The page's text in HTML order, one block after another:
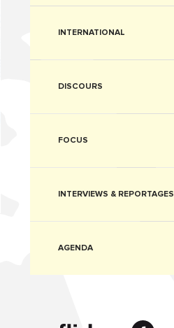
INTERNATIONAL
DISCOURS
FOCUS
INTERVIEWS & REPORTAGES
AGENDA